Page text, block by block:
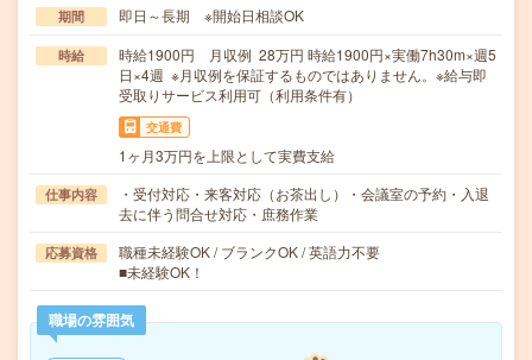
期間 即日～長期 ※開始日相談OK
時給
時給1900円 月収例 28万円 時給1900円×実働7h30m×週5
日×4週 ※月収例を保証するものではありません。※給与即
受取りサービス利用可（利用条件有）
交通費
1ヶ月3万円を上限として実費支給
仕事内容
・受付対応・来客対応（お茶出し）・会議室の予約・入退
去に伴う問合せ対応・庶務作業
応募資格
職種未経験OK / ブランクOK / 英語力不要
■未経験OK！
職場の雰囲気